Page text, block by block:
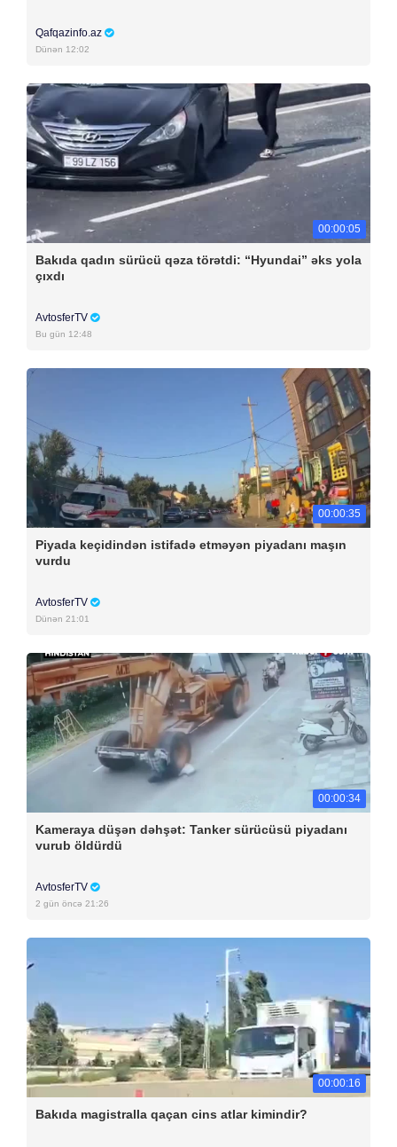
Qafqazinfo.az
Dünən 12:02
00:00:05
Bakıda qadın sürücü qəza törətdi: “Hyundai” əks yola
çıxdı
AvtosferTV
Bu gün 12:48
00:00:35
Piyada keçidindən istifadə etməyən piyadanı maşın
vurdu
AvtosferTV
Dünən 21:01
00:00:34
Kameraya düşən dəhşət: Tanker sürücüsü piyadanı
vurub öldürdü
AvtosferTV
2 gün öncə 21:26
00:00:16
Bakıda magistralla qaçan cins atlar kimindir?